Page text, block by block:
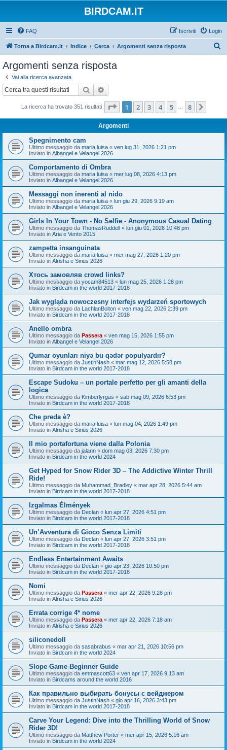
BIRDCAM.IT
FAQ Login
Iscriviti
Torna a Birdcam.it Indice Cerca Argomenti senza risposta
Argomenti senza risposta
Vai alla ricerca avanzata
Cerca
La ricerca ha trovato 351 risultati Pagina di
1 2 3 4 5 8
Argomenti
Spegnimento cam
Ultimo messaggio da maria luisa « ven lug 31, 2026 1:21 pm
Inviato in Albangel e Velangel 2026
Comportamento di Ombra
Ultimo messaggio da maria luisa « mer lug 08, 2026 4:13 pm
Inviato in Albangel e Velangel 2026
Messaggi non inerenti al nido
Ultimo messaggio da maria luisa « lun giu 29, 2026 9:19 am
Inviato in Albangel e Velangel 2026
Girls In Your Town - No Selfie - Anonymous Casual Dating
Ultimo messaggio da ThomasRuddell « lun giu 01, 2026 10:48 pm
Inviato in Aria e Vento 2015
zampetta insanguinata
Ultimo messaggio da maria luisa « mer mag 27, 2026 1:20 pm
Inviato in Alrisha e Sirius 2026
Хтось замовляв crowd links?
Ultimo messaggio da yocam84513 « lun mag 25, 2026 1:28 pm
Inviato in Birdcam in the world 2017-2018
Jak wygląda nowoczesny interfejs wydarzeń sportowych
Ultimo messaggio da LachlanBolton « ven mag 22, 2026 2:39 pm
Inviato in Birdcam in the world 2017-2018
Anello ombra
Ultimo messaggio da Passera « ven mag 15, 2026 1:55 pm
Inviato in Albangel e Velangel 2026
Qumar oyunları niyə bu qədər populyardır?
Ultimo messaggio da JustinNash « mar mag 12, 2026 5:58 pm
Inviato in Birdcam in the world 2017-2018
Escape Sudoku – un portale perfetto per gli amanti della
logica
Ultimo messaggio da Kimberlyrgas « sab mag 09, 2026 6:53 pm
Inviato in Birdcam in the world 2017-2018
Che preda è?
Ultimo messaggio da maria luisa « lun mag 04, 2026 1:49 pm
Inviato in Alrisha e Sirius 2026
Il mio portafortuna viene dalla Polonia
Ultimo messaggio da jalann « dom mag 03, 2026 7:30 pm
Inviato in Birdcam in the world 2024
Get Hyped for Snow Rider 3D – The Addictive Winter Thrill
Ride!
Ultimo messaggio da Muhammad_Bradley « mar apr 28, 2026 5:44 am
Inviato in Birdcam in the world 2017-2018
Izgalmas Élmények
Ultimo messaggio da Declan « lun apr 27, 2026 4:51 pm
Inviato in Birdcam in the world 2017-2018
Un’Avventura di Gioco Senza Limiti
Ultimo messaggio da Declan « lun apr 27, 2026 3:51 pm
Inviato in Birdcam in the world 2017-2018
Endless Entertainment Awaits
Ultimo messaggio da Declan « gio apr 23, 2026 10:50 pm
Inviato in Birdcam in the world 2017-2018
Nomi
Ultimo messaggio da Passera « mer apr 22, 2026 9:28 pm
Inviato in Alrisha e Sirius 2026
Errata corrige 4* nome
Ultimo messaggio da Passera « mer apr 22, 2026 7:18 am
Inviato in Alrisha e Sirius 2026
siliconedoll
Ultimo messaggio da sasabrabus « mar apr 21, 2026 10:56 pm
Inviato in Birdcam in the world 2024
Slope Game Beginner Guide
Ultimo messaggio da emmascott63 « ven apr 17, 2026 9:13 am
Inviato in Birdcams around the world 2016
Как правильно выбирать бонусы с вейджером
Ultimo messaggio da JustinNash « gio apr 16, 2026 3:43 pm
Inviato in Birdcam in the world 2017-2018
Carve Your Legend: Dive into the Thrilling World of Snow
Rider 3D!
Ultimo messaggio da Matthew Porter « mer apr 15, 2026 5:16 am
Inviato in Birdcam in the world 2024